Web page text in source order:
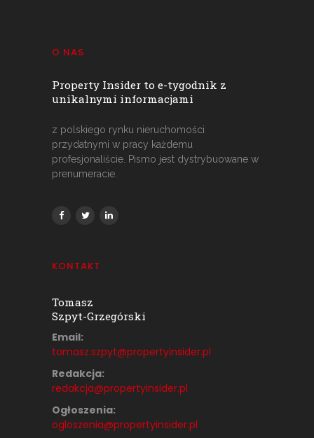
O NAS
Property Insider to e-tygodnik z
unikalnymi informacjami
z polskiego rynku nieruchomości
przydatnymi w pracy każdemu
profesjonaliście. Pismo jest dystrybuowane w
prenumeracie.
KONTAKT
Tomasz
Szpyt-Grzegórski
Email:
tomasz.szpyt@propertyinsider.pl
Redakcja:
redakcja@propertyinsider.pl
Ogłoszenia:
ogloszenia@propertyinsider.pl